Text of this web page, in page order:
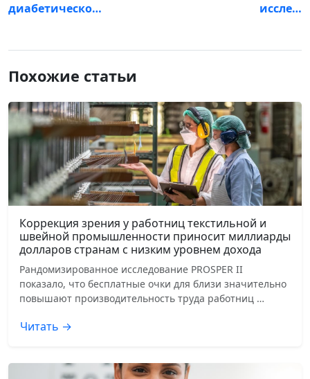
диабетическо…
иссле…
Похожие статьи
Коррекция зрения у работниц текстильной и
швейной промышленности приносит миллиарды
долларов странам с низким уровнем дохода
Рандомизированное исследование PROSPER II
показало, что бесплатные очки для близи значительно
повышают производительность труда работниц …
Читать →